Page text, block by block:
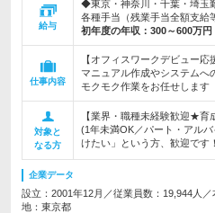
給与
◆東京・神奈川・千葉・埼玉
各種手当（残業手当全額支給
初年度の年収： 300～600万円
仕事内容
【オフィスワークデビュー応
マニュアル作成やシステムへ
モクモク作業をお任せします
対象と
なる方
【業界・職種未経験歓迎★
(1年未満OK／パート・アル
けたい」という方、歓迎です！
企業データ
設立：2001年12月／従業員数：19,944人／
地：東京都